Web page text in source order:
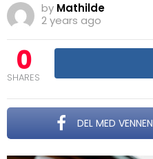
by Mathilde
2 years ago
0
SHARES
DEL MED